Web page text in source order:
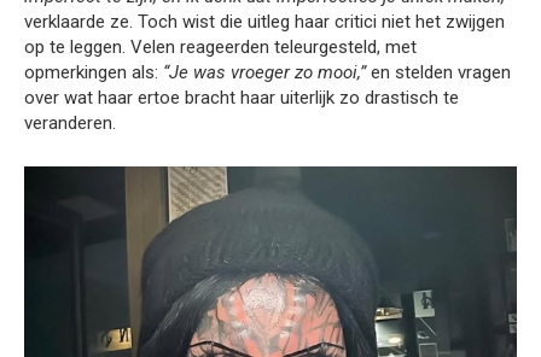
verklaarde ze. Toch wist die uitleg haar critici niet het zwijgen
op te leggen. Velen reageerden teleurgesteld, met
opmerkingen als: “Je was vroeger zo mooi,”en stelden vragen
over wat haar ertoe bracht haar uiterlijk zo drastisch te
veranderen.